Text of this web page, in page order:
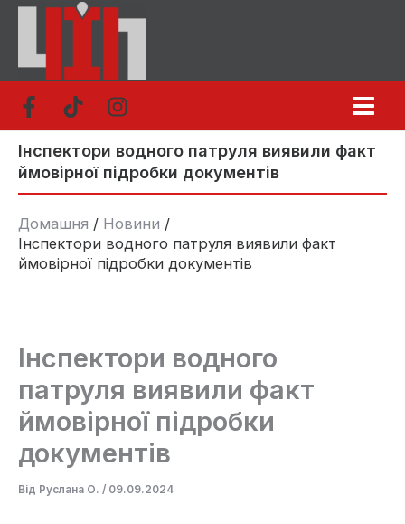
Перейти
вмісту
Інспектори водного патруля виявили факт
ймовірної підробки документів
Домашня
Новини
Інспектори водного патруля виявили факт
ймовірної підробки документів
Інспектори водного
патруля виявили факт
ймовірної підробки
документів
Від Руслана О. / 09.09.2024